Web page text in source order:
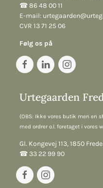
☎︎ 86 48 00 11
E-mail:
CVR 13 71 25 06
Følg os på
Urtegaarden
(OBS: Ikke vores butik men en
med ordrer o.l. foretaget i vores
Gl. Kongevej 113, 1850
☎︎ 33 22 99 90